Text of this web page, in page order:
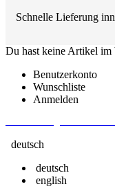
Schnelle Lieferung
Du hast keine Artikel im
Benutzerkonto
Wunschliste
Anmelden
deutsch
deutsch
english